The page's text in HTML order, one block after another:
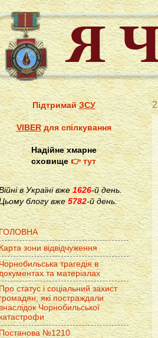
ПідтримайЗСУ
VIBERдля спілкування
Надійне хмарне
сховище👉 тут
в Україні вже1626-й день.
блогу вже 5782-й день.
ГОЛОВНА
зони відвідчуження
трагедія в
та матеріалах
статус і соціальний захист
громадян, які постраждали
внаслідок Чорнобильської
Постанова №1210